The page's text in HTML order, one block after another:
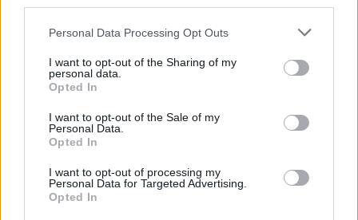
Please note that this website/app uses one or more Google
not limited to your visit or usage behaviour. You may click to
grant or deny consent to Google and its third-party tags to
use your data for below specified purposes in below Google
consent section.
Personal Data Processing Opt Outs
I want to opt-out of the Sharing of my
personal data.
Opted In
I want to opt-out of the Sale of my
Personal Data.
Opted In
I want to opt-out of processing my
Personal Data for Targeted Advertising.
Opted In
στόχο την κορυφή της
αποδοτικότητας
δολάρια στην KG Mobility